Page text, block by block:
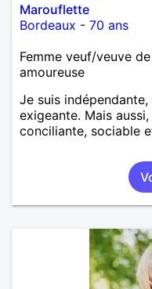
Marouflette
Bordeaux - 70 ans
Femme veuf/veuve
amoureuse
Je suis
exigeante. Mais
conciliante, sociable